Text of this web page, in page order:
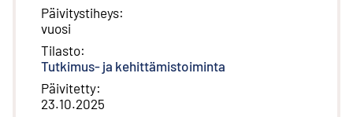
Päivitystiheys:
vuosi
Tilasto:
Tutkimus- ja kehittämistoiminta
Päivitetty:
23.10.2025